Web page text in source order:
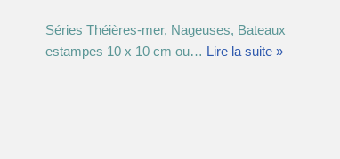
Séries Théières-mer, Nageuses, Bateaux
estampes 10 x 10 cm ou… Lire la suite »